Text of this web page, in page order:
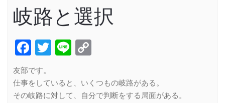
岐路と選択
Facebook
Twitter
Line
友部です。
仕事をしていると、いくつもの岐路がある。
その岐路に対して、自分で判断をする局面がある。